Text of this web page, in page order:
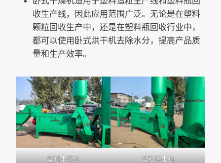
收生产线，因此应用范围广泛。无论是在塑料
颗粒回收生产中，还是在塑料瓶回收行业中，
都可以使用卧式烘干机去除水分，提高产品质
量和生产效率。
塑料干燥机 塑料烘干机